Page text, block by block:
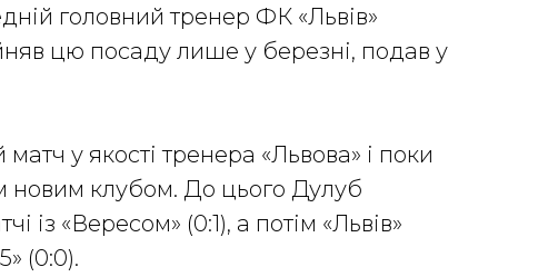
головний тренер ФК «Львів»
цю посаду лише у березні, подав у
у якості тренера «Львова» і поки
новим клубом. До цього Дулуб
із «Вересом» (0:1), а потім «Львів»
(0:0).